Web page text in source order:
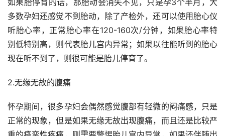
如果胎停育的话，那胎动会消失不见，只是孕3个半月，大
多数孕妇还感觉不到胎动，除了产检外，还可以使用胎心仪
听胎心率，正常胎心率在120-160次/分钟，如果胎心率特
别低特别高，则代表胎儿宫内异常；如果以往能听到的胎心
现在听不到了，则很可能是胎儿停育了。
2.无缘无故的腹痛
怀孕期间，很多孕妇会偶然感觉腹部有轻微的闷痛感，只是
正常的现象，但是如果无缘无故出现腹痛，而且还是比较严